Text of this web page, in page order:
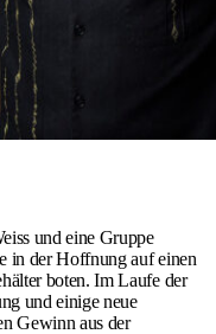
und eine Gruppe
in der Hoffnung auf einen
boten. Im Laufe der
und einige neue
Gewinn aus der